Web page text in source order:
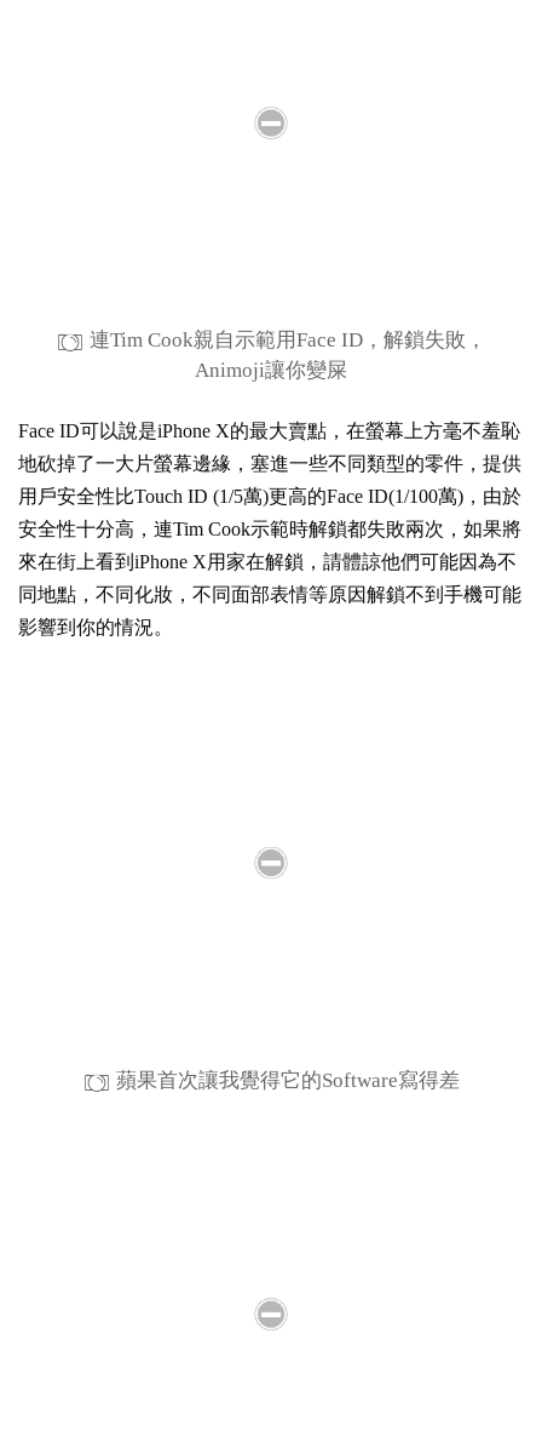
連Tim Cook親自示範用Face ID，解鎖失敗，
Animoji讓你變屎
Face ID可以說是iPhone X的最大賣點，在螢幕上方毫不羞恥
地砍掉了一大片螢幕邊緣，塞進一些不同類型的零件，提供
用戶安全性比Touch ID (1/5萬)更高的Face ID(1/100萬)，由於
安全性十分高，連Tim Cook示範時解鎖都失敗兩次，如果將
來在街上看到iPhone X用家在解鎖，請體諒他們可能因為不
同地點，不同化妝，不同面部表情等原因解鎖不到手機可能
影響到你的情況。
蘋果首次讓我覺得它的Software寫得差